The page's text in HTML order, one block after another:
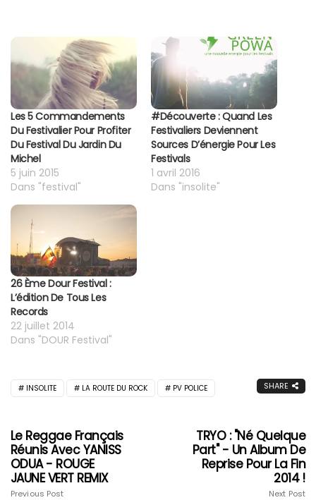
Les 5 Commandements
Du Festivalier Pour Profiter
Du Festival Du Jardin Du
Michel
5 juin 2015
Dans "festival"
#découverte : Quand Les
Festivaliers Deviennent
Sources D’énergie Pour Les
Festivals
1 avril 2016
Dans "insolite"
26 Ème Dour Festival :
L’édition De Tous Les
Records
22 juillet 2014
Dans "DOUR Festival"
INSOLITE LA ROUTE DU ROCK PV POLICE SHARE
Le Reggae Français
Réunis Avec YANISS
ODUA - ROUGE
JAUNE VERT REMIX
Previous Post
TRYO : "Né Quelque
Part" - Un Album De
Reprise Pour La Fin
2014 !
Next Post